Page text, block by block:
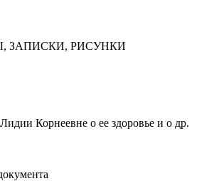
ЗАПИСКИ, РИСУНКИ
Корнеевне о ее здоровье и о др.